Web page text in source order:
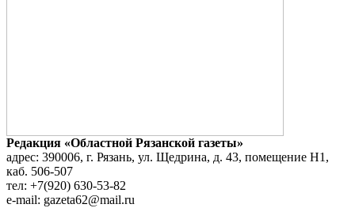
Редакция «Областной Рязанской газеты»
адрес: 390006, г. Рязань, ул. Щедрина, д. 43, помещение Н1,
каб. 506-507
тел: +7(920) 630-53-82
e-mail: gazeta62@mail.ru